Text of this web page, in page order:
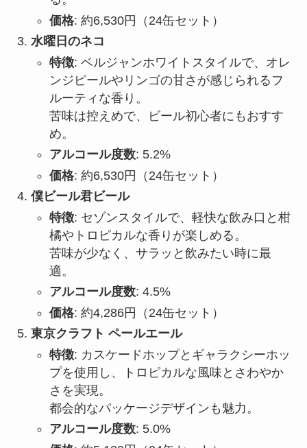
価格: 約6,530円（24缶セット）
水曜日のネコ
特徴: ベルジャンホワイトスタイルで、オレ
ンジピールやリンゴの甘さが感じられるフ
ルーティな香り。
苦味は控えめで、ビール初心者にもおすす
め。
アルコール度数: 5.2%
価格: 約6,530円（24缶セット）
僕ビール君ビール
特徴: セゾンスタイルで、軽快な飲み口と柑
橘やトロピカルな香りが楽しめる。
苦味が少なく、サラッと飲みたい時に最
適。
アルコール度数: 4.5%
価格: 約4,286円（24缶セット）
東京クラフト ペールエール
特徴: カスケードホップとギャラクシーホッ
プを使用し、トロピカルな風味とさわやか
さを実現。
都会的なパッケージデザインも魅力。
アルコール度数: 5.0%